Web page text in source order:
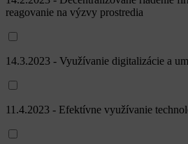
reagovanie na výzvy prostredia
14.3.2023 - Využívanie digitalizácie a
11.4.2023 - Efektívne využívanie